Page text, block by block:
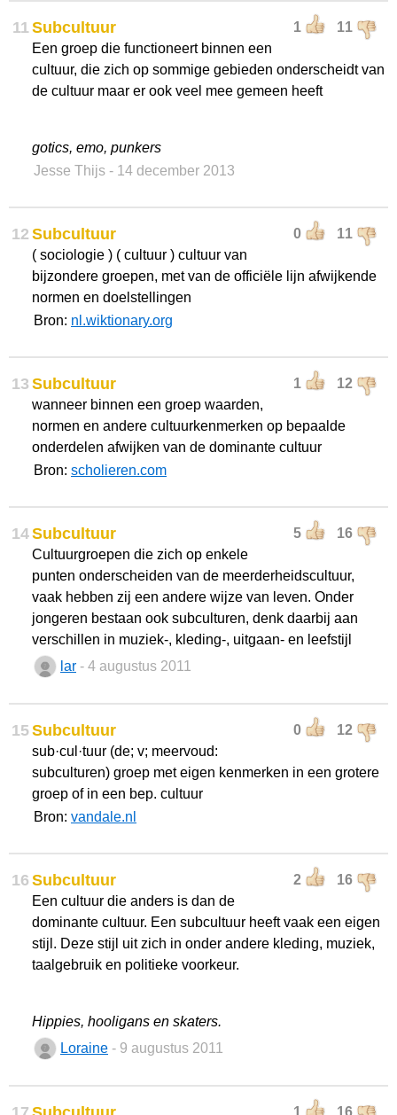
11 1 11
Subcultuur
Een groep die functioneert binnen een
cultuur, die zich op sommige gebieden onderscheidt van
de cultuur maar er ook veel mee gemeen heeft
gotics, emo, punkers
Jesse Thijs - 14 december 2013
12 0 11
Subcultuur
( sociologie ) ( cultuur ) cultuur van
bijzondere groepen, met van de officiële lijn afwijkende
normen en doelstellingen
Bron: nl.wiktionary.org
13 1 12
Subcultuur
wanneer binnen een groep waarden,
normen en andere cultuurkenmerken op bepaalde
onderdelen afwijken van de dominante cultuur
Bron: scholieren.com
14 5 16
Subcultuur
Cultuurgroepen die zich op enkele
punten onderscheiden van de meerderheidscultuur,
vaak hebben zij een andere wijze van leven. Onder
jongeren bestaan ook subculturen, denk daarbij aan
verschillen in muziek-, kleding-, uitgaan- en leefstijl
lar - 4 augustus 2011
15 0 12
Subcultuur
sub·cul·tuur (de; v; meervoud:
subculturen) groep met eigen kenmerken in een grotere
groep of in een bep. cultuur
Bron: vandale.nl
16 2 16
Subcultuur
Een cultuur die anders is dan de
dominante cultuur. Een subcultuur heeft vaak een eigen
stijl. Deze stijl uit zich in onder andere kleding, muziek,
taalgebruik en politieke voorkeur.
Hippies, hooligans en skaters.
Loraine - 9 augustus 2011
1 16